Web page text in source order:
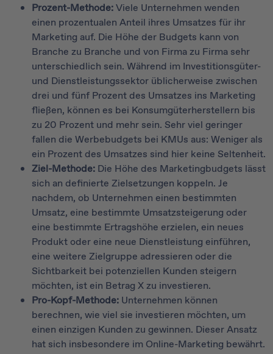
Prozent-Methode:Viele Unternehmen wenden
einen prozentualen Anteil ihres Umsatzes für ihr
Marketing auf. Die Höhe der Budgets kann von
Branche zu Branche und von Firma zu Firma sehr
unterschiedlich sein. Während im Investitionsgüter-
und Dienstleistungssektor üblicherweise zwischen
drei und fünf Prozent des Umsatzes ins Marketing
fließen, können es bei Konsumgüterherstellern bis
zu 20 Prozent und mehr sein. Sehr viel geringer
fallen die Werbebudgets bei KMUs aus: Weniger als
ein Prozent des Umsatzes sind hier keine Seltenheit.
Ziel-Methode: Die Höhe des Marketingbudgets lässt
sich an definierte Zielsetzungen koppeln. Je
nachdem, ob Unternehmen einen bestimmten
Umsatz, eine bestimmte Umsatzsteigerung oder
eine bestimmte Ertragshöhe erzielen, ein neues
Produkt oder eine neue Dienstleistung einführen,
eine weitere Zielgruppe adressieren oder die
Sichtbarkeit bei potenziellen Kunden steigern
möchten, ist ein Betrag X zu investieren.
Pro-Kopf-Methode: Unternehmen können
berechnen, wie viel sie investieren möchten, um
einen einzigen Kunden zu gewinnen. Dieser Ansatz
hat sich insbesondere im Online-Marketing bewährt.